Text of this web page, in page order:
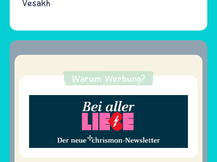
Vesakh
Warum Werbung?